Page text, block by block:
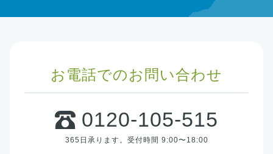
お電話でのお問い合わせ
0120-105-515
365日承ります。 受付時間 9:00〜18:00